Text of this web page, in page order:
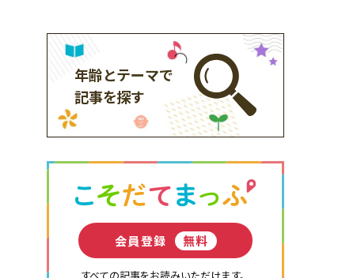
年齢とテーマで
記事を探す
会員登録 無料